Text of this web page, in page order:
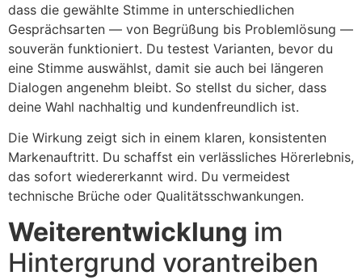
dass die gewählte Stimme in unterschiedlichen
Gesprächsarten — von Begrüßung bis Problemlösung —
souverän funktioniert. Du testest Varianten, bevor du
eine Stimme auswählst, damit sie auch bei längeren
Dialogen angenehm bleibt. So stellst du sicher, dass
deine Wahl nachhaltig und kundenfreundlich ist.
Die Wirkung zeigt sich in einem klaren, konsistenten
Markenauftritt. Du schaffst ein verlässliches Hörerlebnis,
das sofort wiedererkannt wird. Du vermeidest
technische Brüche oder Qualitätsschwankungen.
Weiterentwicklung im
Hintergrund vorantreiben